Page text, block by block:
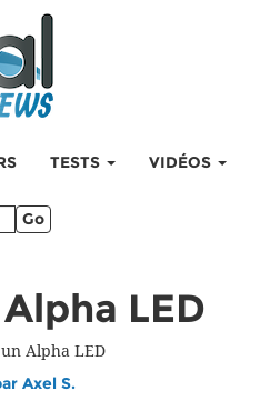
TESTS VIDÉOS
Go
LED
Alpha LED
Axel S.